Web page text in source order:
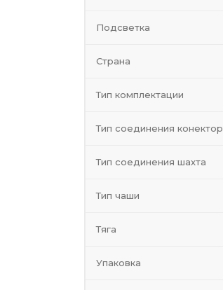
Подсветка
Страна
Тип комплектации
Тип соединения конектор
Тип соединения шахта
Тип чаши
Тяга
Упаковка